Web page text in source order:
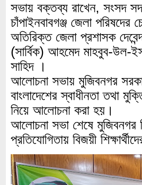
সভায় বক্তব্য রাখেন, সংসদ
চাঁপাইনবাবগঞ্জ জেলা
অতিরিক্ত জেলা প্রশাসক
(সার্বিক) আহমেদ মাহবুব-উল-
সাহিদ ।
আলোচনা সভায় মুজিবনগর
বাংলাদেশের স্বাধীনতা তথা
নিয়ে আলোচনা করা হয়।
আলোচনা সভা শেষে
প্রতিযোগিতায় বিজয়ী